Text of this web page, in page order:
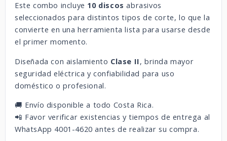
Este combo incluye 10 discos abrasivos
seleccionados para distintos tipos de corte, lo que la
convierte en una herramienta lista para usarse desde
el primer momento.
Diseñada con aislamiento Clase II, brinda mayor
seguridad eléctrica y confiabilidad para uso
doméstico o profesional.
🚚 Envío disponible a todo Costa Rica.
📲 Favor verificar existencias y tiempos de entrega al
WhatsApp 4001-4620 antes de realizar su compra.